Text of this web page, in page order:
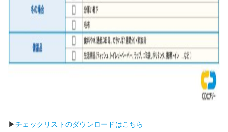
▶チェックリストのダウンロードはこちら